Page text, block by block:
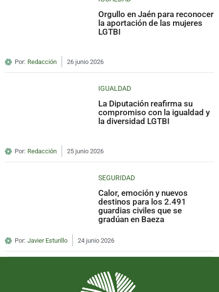
Orgullo en Jaén para reconocer
la aportación de las mujeres
LGTBI
Por: Redacción 26 junio 2026
IGUALDAD
La Diputación reafirma su
compromiso con la igualdad y
la diversidad LGTBI
Por: Redacción 25 junio 2026
SEGURIDAD
Calor, emoción y nuevos
destinos para los 2.491
guardias civiles que se
gradúan en Baeza
Por: Javier Esturillo 24 junio 2026